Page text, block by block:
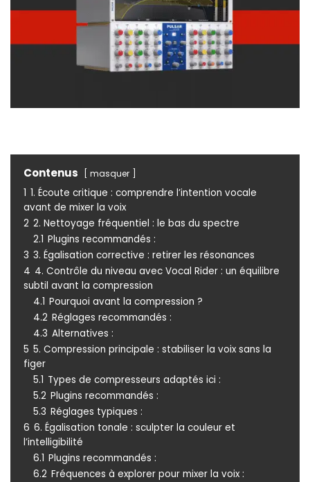
Contenus masquer
1 1. Écoute critique : comprendre l’intention vocale
avant de mixer la voix
2 2. Nettoyage fréquentiel : le bas du spectre
2.1 Plugins recommandés :
3 3. Égalisation corrective : retirer les résonances
4 4. Contrôle du niveau avec Vocal Rider : un équilibre
subtil avant la compression
4.1 Pourquoi avant la compression ?
4.2 Réglages recommandés :
4.3 Alternatives :
5 5. Compression principale : stabiliser la voix sans la
figer
5.1 Types de compresseurs adaptés ici :
5.2 Plugins recommandés :
5.3 Réglages typiques :
6 6. Égalisation tonale : sculpter la couleur et
l’intelligibilité
6.1 Plugins recommandés :
6.2 Fréquences à explorer pour mixer la voix :